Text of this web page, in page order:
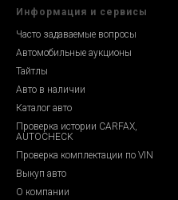
Информация и сервисы
Часто задаваемые вопросы
Автомобильные аукционы
Тайтлы
Авто в наличии
Каталог авто
Проверка истории CARFAX,
AUTOCHECK
Проверка комплектации по VIN
Выкуп авто
О компании